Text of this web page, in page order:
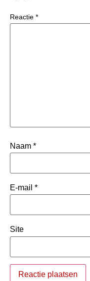
Reactie *
Naam *
E-mail *
Site